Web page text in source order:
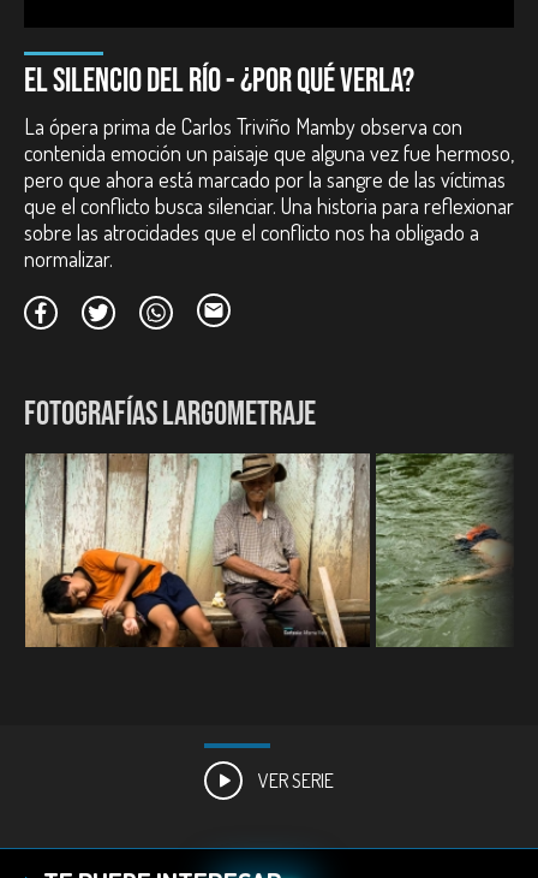
Premios nacionales:
Mejor Película Ficción, Competencia Oficial Cine Colombiano.
Festival Internacional de Cine de Cartagena de Indias - FICCI.
Colombia. 2015.
Premios internacionales:
Mejor Película Ficción. Festival de Cine Colombiano de Nueva
York. Estados Unidos. 2016.
Premio Amnistía Internacional. Festival Internacional de Cine de
EL SILENCIO DEL RÍO - ¿POR QUÉ VERLA?
La ópera prima de Carlos Triviño Mamby observa con
contenida emoción un paisaje que alguna vez fue hermoso,
pero que ahora está marcado por la sangre de las víctimas
que el conflicto busca silenciar. Una historia para reflexionar
sobre las atrocidades que el conflicto nos ha obligado a
normalizar.
FOTOGRAFÍAS LARGOMETRAJE
VER SERIE